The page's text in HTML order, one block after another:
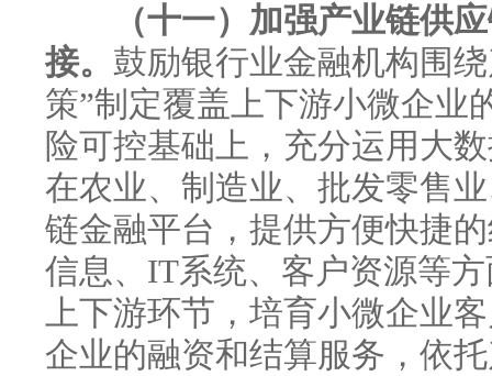
（十一）加强产业链供
接。 鼓励银行业金融机构围
策”制定覆盖上下游小微企业
险可控基础上，充分运用大
在农业、制造业、批发零售
链金融平台，提供方便快捷
信息、IT系统、客户资源等
上下游环节，培育小微企业
企业的融资和结算服务，依